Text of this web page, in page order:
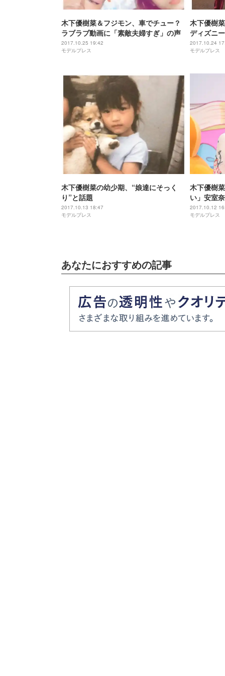
木下優樹菜＆フジモン、車でチュー？
ラブラブ動画に「素敵夫婦すぎ」の声
2017.10.25 19:42
モデルプレス
木下優樹
ディズニ
つっこみも
2017.10.24
モデルプレス
木下優樹菜の幼少期、“娘達にそっく
り”と話題
2017.10.13 18:47
モデルプレス
木下優樹
い」安室
2017.10.12
モデルプレス
あなたにおすすめの記事